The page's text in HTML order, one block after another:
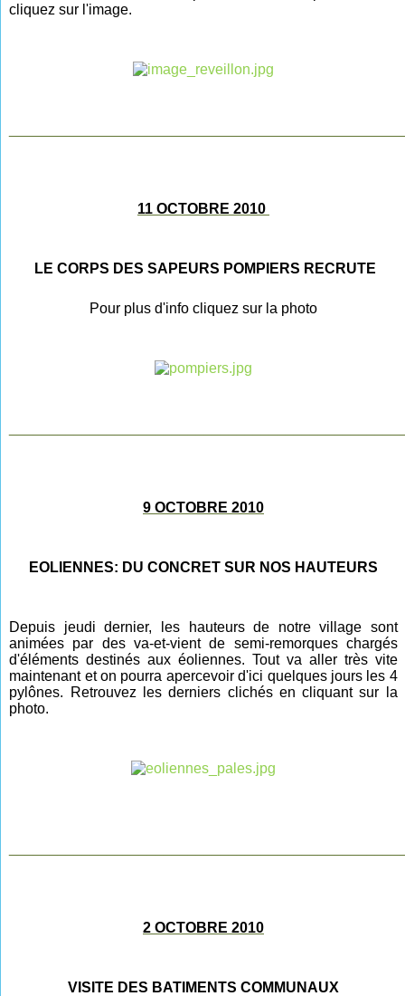
cliquez sur l'image.
11 OCTOBRE 2010
LE CORPS DES SAPEURS POMPIERS RECRUTE
Pour plus d'info cliquez sur la photo
9 OCTOBRE 2010
EOLIENNES: DU CONCRET SUR NOS HAUTEURS
Depuis jeudi dernier, les hauteurs de notre village sont
animées par des va-et-vient de semi-remorques chargés
d'éléments destinés aux éoliennes. Tout va aller très vite
maintenant et on pourra apercevoir d'ici quelques jours les 4
pylônes. Retrouvez les derniers clichés en cliquant sur la
photo.
2 OCTOBRE 2010
VISITE DES BATIMENTS COMMUNAUX